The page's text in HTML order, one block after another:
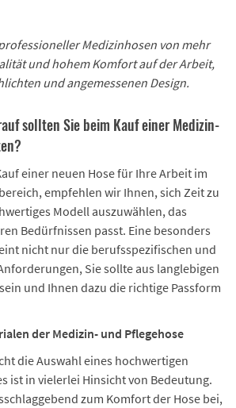
Medizinhosen von mehr
und hohem Komfort auf der Arbeit,
und angemessenen Design.
sollten Sie beim Kauf einer Medizin-
einer neuen Hose für Ihre Arbeit im
empfehlen wir Ihnen, sich Zeit zu
Modell auszuwählen, das
Bedürfnissen passt. Eine besonders
nicht nur die berufsspezifischen und
Sie sollte aus langlebigen
und Ihnen dazu die richtige Passform
der Medizin- und Pflegehose
die Auswahl eines hochwertigen
ist in vielerlei Hinsicht von Bedeutung.
zum Komfort der Hose bei,